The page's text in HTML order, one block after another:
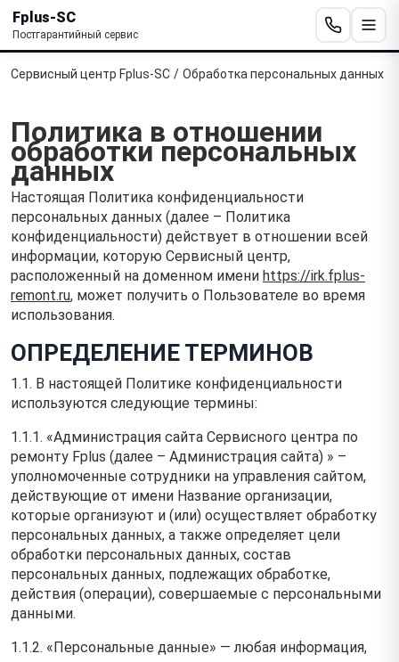
Fplus-SC
Постгарантийный сервис
Сервисный центр Fplus-SC / Обработка персональных данных
Политика в отношении
обработки персональных
данных
Настоящая Политика конфиденциальности
персональных данных (далее – Политика
конфиденциальности) действует в отношении всей
информации, которую Сервисный центр,
расположенный на доменном имени https://irk.fplus-
remont.ru, может получить о Пользователе во время
использования.
ОПРЕДЕЛЕНИЕ ТЕРМИНОВ
1.1. В настоящей Политике конфиденциальности
используются следующие термины:
1.1.1. «Администрация сайта Сервисного центра по
ремонту Fplus (далее – Администрация сайта) » –
уполномоченные сотрудники на управления сайтом,
действующие от имени Название организации,
которые организуют и (или) осуществляет обработку
персональных данных, а также определяет цели
обработки персональных данных, состав
персональных данных, подлежащих обработке,
действия (операции), совершаемые с персональными
данными.
1.1.2. «Персональные данные» — любая информация,